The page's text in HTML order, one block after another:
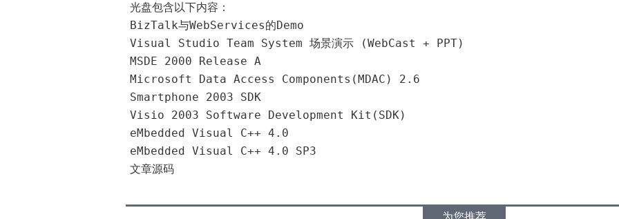
光盘包含以下内容：
BizTalk与WebServices的Demo
Visual Studio Team System 场景演示 (WebCast + PPT)
MSDE 2000 Release A
Microsoft Data Access Components(MDAC) 2.6
Smartphone 2003 SDK
Visio 2003 Software Development Kit(SDK)
eMbedded Visual C++ 4.0
eMbedded Visual C++ 4.0 SP3
文章源码
为您推荐